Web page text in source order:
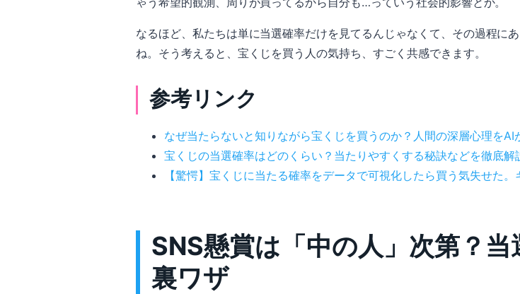
なるほど、私たちは単に当選確率だけを見てるんじゃなくて、その過程に
ね。そう考えると、宝くじを買う人の気持ち、すごく共感できます。
参考リンク
なぜ当たらないと知りながら宝くじを買うのか？人間の深層心理をAI
宝くじの当選確率はどのくらい？当たりやすくする秘訣などを徹底
【驚愕】宝くじに当たる確率をデータで可視化したら買う気失せた
SNS懸賞は「中の人」次第？
裏ワザ